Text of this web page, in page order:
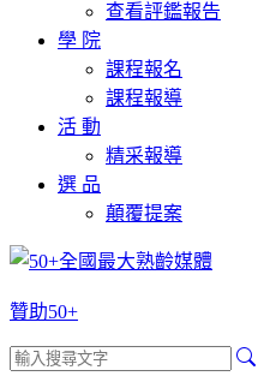
查看評鑑報告
學 院
課程報名
課程報導
活 動
精采報導
選 品
顛覆提案
贊助50+